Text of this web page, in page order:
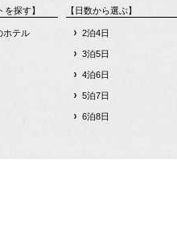
を探す】
ホテル
【日数から選ぶ】
2泊4日
3泊5日
4泊6日
5泊7日
6泊8日